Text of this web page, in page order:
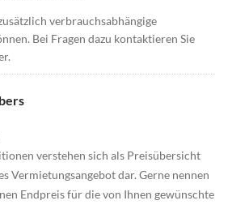
verbrauchsabhängige
Bei Fragen dazu kontaktieren Sie
verstehen sich als Preisübersicht
Vermietungsangebot dar. Gerne nennen
Endpreis für die von Ihnen gewünschte